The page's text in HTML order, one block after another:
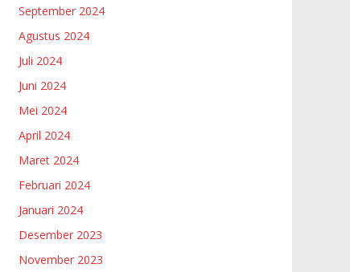
September 2024
Agustus 2024
Juli 2024
Juni 2024
Mei 2024
April 2024
Maret 2024
Februari 2024
Januari 2024
Desember 2023
November 2023